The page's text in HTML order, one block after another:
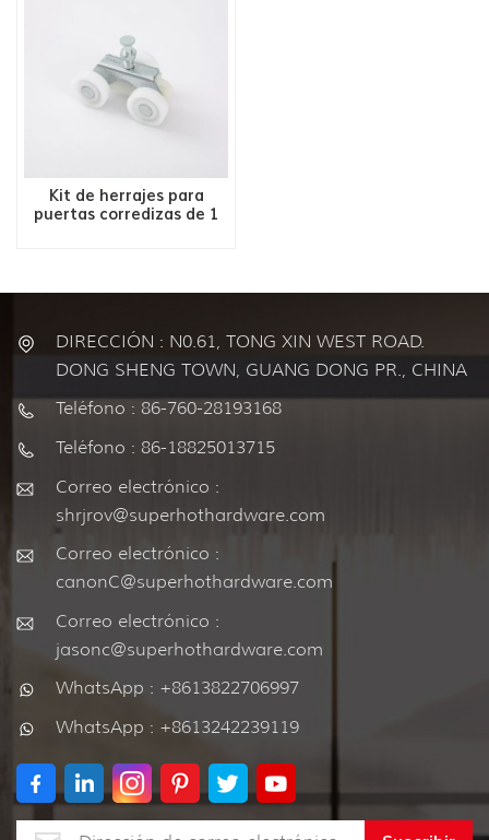
Kit de herrajes para
puertas corredizas de 1
DIRECCIÓN : N0.61, TONG XIN WEST ROAD.
DONG SHENG TOWN, GUANG DONG PR., CHINA
Teléfono : 86-760-28193168
Teléfono : 86-18825013715
Correo electrónico :
shrjrov@superhothardware.com
Correo electrónico :
canonC@superhothardware.com
Correo electrónico :
jasonc@superhothardware.com
WhatsApp : +8613822706997
WhatsApp : +8613242239119